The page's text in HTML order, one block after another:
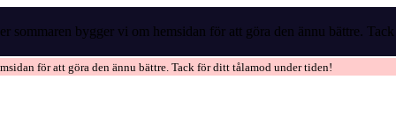
sommaren bygger vi om hemsidan för att göra den ännu bättre.
för att göra den ännu bättre. Tack för ditt tålamod under tiden!